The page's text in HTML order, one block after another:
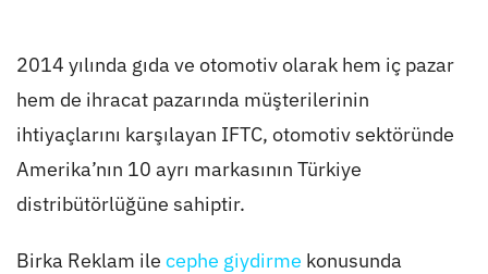
2014 yılında gıda ve otomotiv olarak hem iç pazar
hem de ihracat pazarında müşterilerinin
ihtiyaçlarını karşılayan IFTC, otomotiv sektöründe
Amerika’nın 10 ayrı markasının Türkiye
distribütörlüğüne sahiptir.
Birka Reklam ile cephe giydirme konusunda